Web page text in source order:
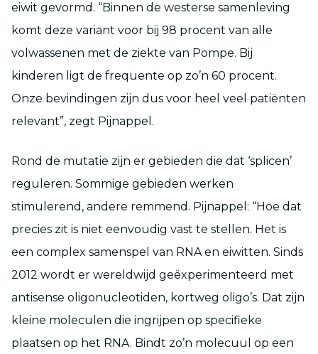
eiwit gevormd. “Binnen de westerse samenleving
komt deze variant voor bij 98 procent van alle
volwassenen met de ziekte van Pompe. Bij
kinderen ligt de frequente op zo’n 60 procent.
Onze bevindingen zijn dus voor heel veel patiënten
relevant”, zegt Pijnappel.
Rond de mutatie zijn er gebieden die dat ‘splicen’
reguleren. Sommige gebieden werken
stimulerend, andere remmend. Pijnappel: “Hoe dat
precies zit is niet eenvoudig vast te stellen. Het is
een complex samenspel van RNA en eiwitten. Sinds
2012 wordt er wereldwijd geëxperimenteerd met
antisense oligonucleotiden, kortweg oligo’s. Dat zijn
kleine moleculen die ingrijpen op specifieke
plaatsen op het RNA. Bindt zo’n molecuul op een